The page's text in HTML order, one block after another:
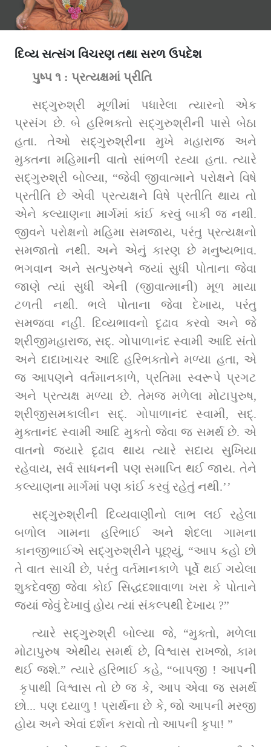
દિવ્ય સત્સંગ વિચરણ તથા સરળ ઉપદેશ
પુષ્પ ૧ : પ્રત્યક્ષમાં પ્રીતિ
સદ્‌ગુરુશ્રી મૂળીમાં પધારેલા ત્યારનો એક
પ્રસંગ છે. બે હરિભક્તો સદ્‌ગુરુશ્રીની પાસે બેઠા
હતા. તેઓ સદ્‌ગુરુશ્રીના મુખે મહારાજ અને
મુક્તના મહિમાની વાતો સાંભળી રહ્યા હતા. ત્યારે
સદ્‌ગુરુશ્રી બોલ્યા, “જેવી જીવાત્માને પરોક્ષને વિષે
પ્રતીતિ છે એવી પ્રત્યક્ષને વિષે પ્રતીતિ થાય તો
એને કલ્યાણના માર્ગમાં કાંઈ કરવું બાકી જ નથી.
જીવને પરોક્ષનો મહિમા સમજાય, પરંતુ પ્રત્યક્ષનો
સમજાતો નથી. અને એનું કારણ છે મનુષ્યભાવ.
ભગવાન અને સત્પુરુષને જ્યાં સુધી પોતાના જેવા
જાણે ત્યાં સુધી એની (જીવાત્માની) મૂળ માયા
ટળતી નથી. ભલે પોતાના જેવા દેખાય, પરંતુ
સમજવા નહીં. દિવ્યભાવનો દૃઢાવ કરવો અને જે
શ્રીજીમહારાજ, સદ્‌. ગોપાળાનંદ સ્વામી આદિ સંતો
અને દાદાખાચર આદિ હરિભક્તોને મળ્યા હતા, એ
જ આપણને વર્તમાનકાળે, પ્રતિમા સ્વરૂપે પ્રગટ
અને પ્રત્યક્ષ મળ્યા છે. તેમજ મળેલા મોટાપુરુષ,
શ્રીજીસમકાલીન સદ્‌. ગોપાળાનંદ સ્વામી, સદ્‌.
મુક્તાનંદ સ્વામી આદિ મુક્તો જેવા જ સમર્થ છે. એ
વાતનો જ્યારે દૃઢાવ થાય ત્યારે સદાય સુખિયા
રહેવાય, સર્વ સાધનની પણ સમાપ્તિ થઈ જાય. તેને
કલ્યાણના માર્ગમાં પણ કાંઈ કરવું રહેતું નથી.’’
સદ્‌ગુરુશ્રીની દિવ્યવાણીનો લાભ લઈ રહેલા
બળોલ ગામના હરિભાઈ અને શેદલા ગામના
કાનજીભાઈએ સદ્‌ગુરુશ્રીને પૂછ્‌યું, “આપ કહો છો
તે વાત સાચી છે, પરંતુ વર્તમાનકાળે પૂર્વે થઈ ગયેલા
શુકદેવજી જેવા કોઈ સિદ્ધદશાવાળા ખરા કે પોતાને
જ્યાં જેવું દેખાવું હોય ત્યાં સંકલ્પથી દેખાય ?”
ત્યારે સદ્‌ગુરુશ્રી બોલ્યા જે, “મુક્તો, મળેલા
મોટાપુરુષ એથીય સમર્થ છે, વિશ્વાસ રાખજો, કામ
થઈ જશે.” ત્યારે હરિભાઈ કહે, “બાપજી ! આપની
કૃપાથી વિશ્વાસ તો છે જ કે, આપ એવા જ સમર્થ
છો... પણ દયાળુ ! પ્રાર્થના છે કે, જો આપની મરજી
હોય અને એવાં દર્શન કરાવો તો આપની કૃપા! ”